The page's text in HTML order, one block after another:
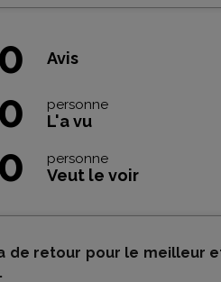
0 Avis
0 personne
L'a vu
0 personne
Veut le voir
de retour pour le meilleur